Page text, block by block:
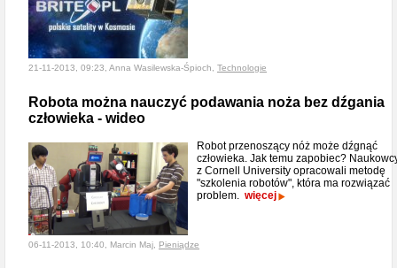
21-11-2013, 09:23, Anna Wasilewska-Śpioch, Technologie
Robota można nauczyć podawania noża bez dźgania
człowieka - wideo
Robot przenoszący nóż może dźgnąć
człowieka. Jak temu zapobiec?
z Cornell University opracowali metodę
"szkolenia robotów", która ma rozwiązać
problem. więcej
06-11-2013, 10:40, Marcin Maj, Pieniądze